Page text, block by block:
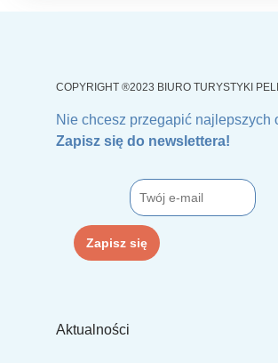
Nie chcesz przegapić najlepszych
Zapisz się do newslettera!
COPYRIGHT ®2023 BIURO TURYSTYKI
Aktualności